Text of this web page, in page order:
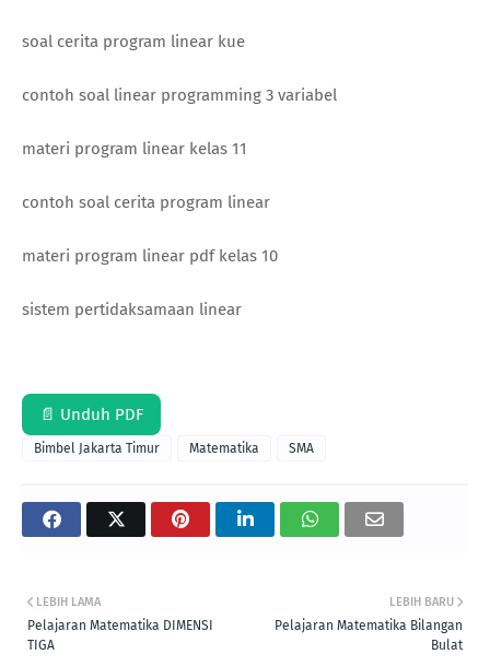
soal cerita program linear kue
contoh soal linear programming 3 variabel
materi program linear kelas 11
contoh soal cerita program linear
materi program linear pdf kelas 10
sistem pertidaksamaan linear
📄 Unduh PDF
Bimbel Jakarta Timur Matematika SMA
LEBIH BARU
Pelajaran Matematika Bilangan
Bulat
LEBIH LAMA
Pelajaran Matematika DIMENSI
TIGA